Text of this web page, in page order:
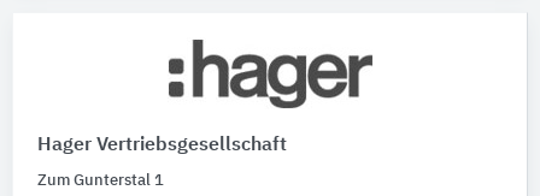
Hager Vertriebsgesellschaft
Zum Gunterstal 1